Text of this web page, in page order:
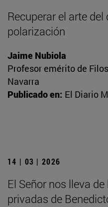
Recuperar el arte
polarización
Jaime Nubiola
Profesor emérito de
Navarra
Publicado en: El Diario
14 | 03 | 2026
El Señor nos lleva
privadas de